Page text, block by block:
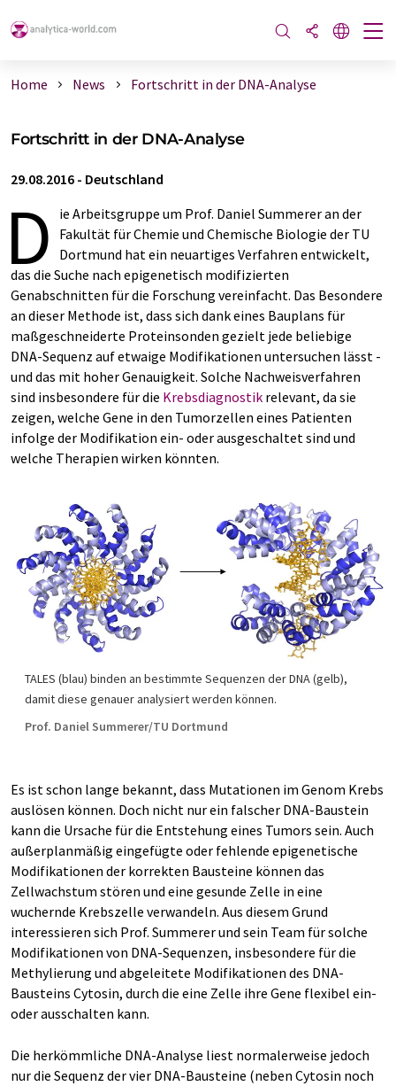
Home News Fortschritt in der DNA-Analyse
Fortschritt in der DNA-Analyse
29.08.2016 - Deutschland
D
ie Arbeitsgruppe um Prof. Daniel Summerer an der
Fakultät für Chemie und Chemische Biologie der TU
Dortmund hat ein neuartiges Verfahren entwickelt,
das die Suche nach epigenetisch modifizierten
Genabschnitten für die Forschung vereinfacht. Das Besondere
an dieser Methode ist, dass sich dank eines Bauplans für
maßgeschneiderte Proteinsonden gezielt jede beliebige
DNA-Sequenz auf etwaige Modifikationen untersuchen lässt -
und das mit hoher Genauigkeit. Solche Nachweisverfahren
sind insbesondere für die Krebsdiagnostik relevant, da sie
zeigen, welche Gene in den Tumorzellen eines Patienten
infolge der Modifikation ein- oder ausgeschaltet sind und
welche Therapien wirken könnten.
TALES (blau) binden an bestimmte Sequenzen der DNA (gelb),
damit diese genauer analysiert werden können.
Prof. Daniel Summerer/TU Dortmund
Es ist schon lange bekannt, dass Mutationen im Genom Krebs
auslösen können. Doch nicht nur ein falscher DNA-Baustein
kann die Ursache für die Entstehung eines Tumors sein. Auch
außerplanmäßig eingefügte oder fehlende epigenetische
Modifikationen der korrekten Bausteine können das
Zellwachstum stören und eine gesunde Zelle in eine
wuchernde Krebszelle verwandeln. Aus diesem Grund
interessieren sich Prof. Summerer und sein Team für solche
Modifikationen von DNA-Sequenzen, insbesondere für die
Methylierung und abgeleitete Modifikationen des DNA-
Bausteins Cytosin, durch die eine Zelle ihre Gene flexibel ein-
oder ausschalten kann.
Die herkömmliche DNA-Analyse liest normalerweise jedoch
nur die Sequenz der vier DNA-Bausteine (neben Cytosin noch